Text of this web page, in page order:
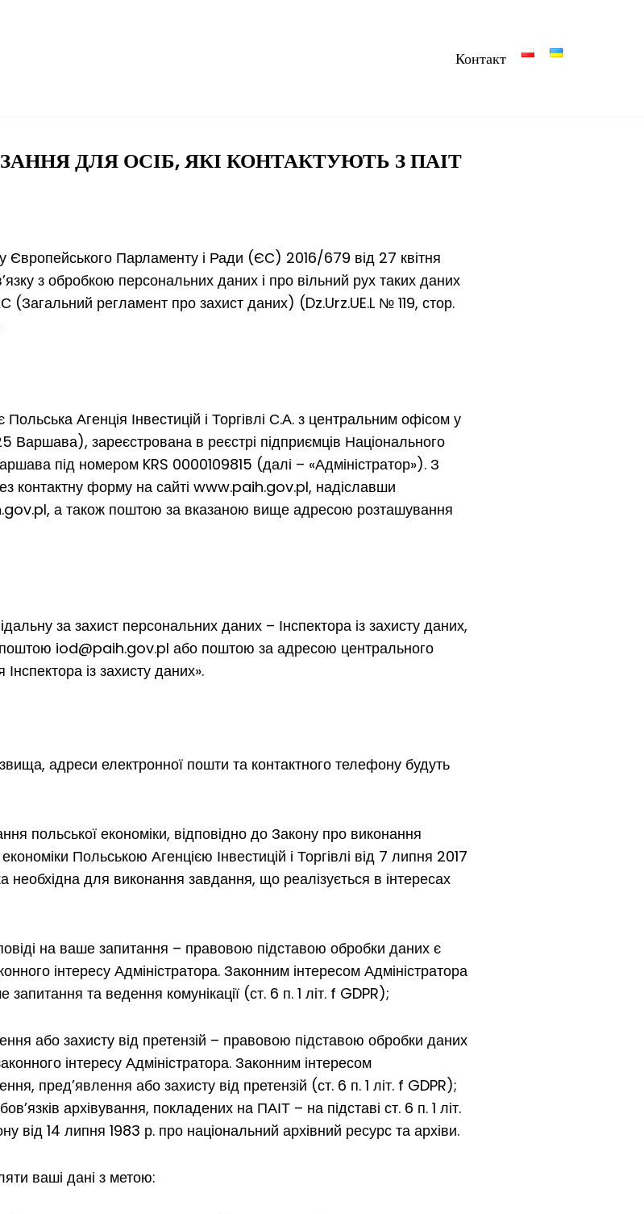
Контакт
ДЛЯ ОСІБ, ЯКІ КОНТАКТУЮТЬ З ПАІТ
Європейського Парламенту і Ради (ЄС) 2016/679 від 27 квітня
з обробкою персональних даних і про вільний рух таких даних
регламент про захист даних) (Dz.Urz.UE.L № 119, стор.
Агенція Інвестицій і Торгівлі С.А. з центральним офісом у
зареєстрована в реєстрі підприємців Національного
під номером KRS 0000109815 (далі – «Адміністратор»). З
контактну форму на сайті www.paih.gov.pl, надіславши
а також поштою за вказаною вище адресою розташування
за захист персональних даних – Інспектора із захисту даних,
поштою iod@paih.gov.pl або поштою за адресою центрального
із захисту даних».
адреси електронної пошти та контактного телефону будуть
польської економіки, відповідно до Закону про виконання
Польською Агенцією Інвестицій і Торгівлі від 7 липня 2017
необхідна для виконання завдання, що реалізується в інтересах
на ваше запитання – правовою підставою обробки даних є
інтересу Адміністратора. Законним інтересом Адміністратора
та ведення комунікації (ст. 6 п. 1 літ. f GDPR);
або захисту від претензій – правовою підставою обробки даних
інтересу Адміністратора. Законним інтересом
пред’явлення або захисту від претензій (ст. 6 п. 1 літ. f GDPR);
архівування, покладених на ПАІТ – на підставі ст. 6 п. 1 літ.
від 14 липня 1983 р. про національний архівний ресурс та архіви.
ваші дані з метою: